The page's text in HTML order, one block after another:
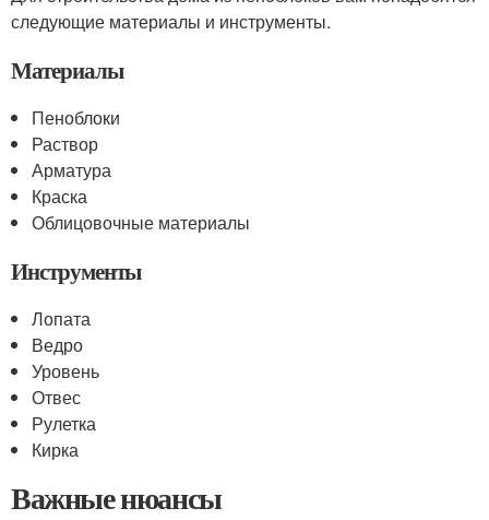
следующие материалы и инструменты.
Материалы
Пеноблоки
Раствор
Арматура
Краска
Облицовочные материалы
Инструменты
Лопата
Ведро
Уровень
Отвес
Рулетка
Кирка
Важные нюансы